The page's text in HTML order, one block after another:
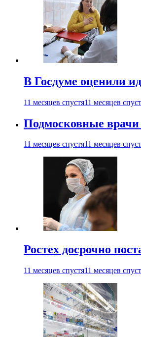
В Госдуме оценили
11 месяцев спустя11 месяцев
Подмосковные
11 месяцев спустя11 месяцев
Ростех досрочно
11 месяцев спустя11 месяцев